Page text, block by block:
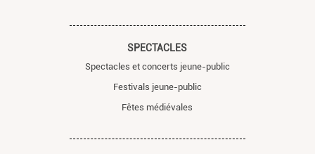
SPECTACLES
Spectacles et concerts jeune-public
Festivals jeune-public
Fêtes médiévales